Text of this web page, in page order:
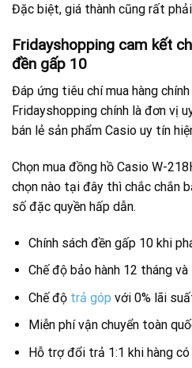
Đặc biệt, giá thành cũng rất
Fridayshopping cam kết
đền gấp 10
Đáp ứng tiêu chí mua hàng chính
Fridayshopping chính là đơn vị
bán lẻ sản phẩm Casio uy tín
Chọn mua đồng hồ Casio W-
chọn nào tại đây thì chắc chắn
số đặc quyền hấp dẫn.
Chính sách đền gấp 10 khi
Chế độ bảo hành 12 tháng
Chế độ trả góp với 0% lãi
Miễn phí vận chuyển toàn
Hỗ trợ đổi trả 1:1 khi hàng có